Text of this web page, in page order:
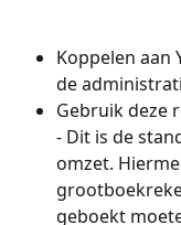
Koppelen aan
de
Gebruik deze
- Dit is de
omzet.
geboekt